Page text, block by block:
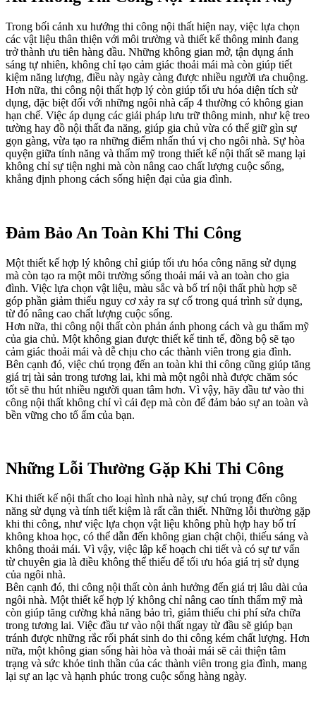
Trong bối cảnh xu hướng thi công nội thất hiện nay, việc lựa chọn
các vật liệu thân thiện với môi trường và thiết kế thông minh đang
trở thành ưu tiên hàng đầu. Những không gian mở, tận dụng ánh
sáng tự nhiên, không chỉ tạo cảm giác thoải mái mà còn giúp tiết
kiệm năng lượng, điều này ngày càng được nhiều người ưa chuộng.
Hơn nữa, thi công nội thất hợp lý còn giúp tối ưu hóa diện tích sử
dụng, đặc biệt đối với những ngôi nhà cấp 4 thường có không gian
hạn chế. Việc áp dụng các giải pháp lưu trữ thông minh, như kệ treo
tường hay đồ nội thất đa năng, giúp gia chủ vừa có thể giữ gìn sự
gọn gàng, vừa tạo ra những điểm nhấn thú vị cho ngôi nhà. Sự hòa
quyện giữa tính năng và thẩm mỹ trong thiết kế nội thất sẽ mang lại
không chỉ sự tiện nghi mà còn nâng cao chất lượng cuộc sống,
khẳng định phong cách sống hiện đại của gia đình.
Đảm Bảo An Toàn Khi Thi Công
Một thiết kế hợp lý không chỉ giúp tối ưu hóa công năng sử dụng
mà còn tạo ra một môi trường sống thoải mái và an toàn cho gia
đình. Việc lựa chọn vật liệu, màu sắc và bố trí nội thất phù hợp sẽ
góp phần giảm thiểu nguy cơ xảy ra sự cố trong quá trình sử dụng,
từ đó nâng cao chất lượng cuộc sống.
Hơn nữa, thi công nội thất còn phản ánh phong cách và gu thẩm mỹ
của gia chủ. Một không gian được thiết kế tinh tế, đồng bộ sẽ tạo
cảm giác thoải mái và dễ chịu cho các thành viên trong gia đình.
Bên cạnh đó, việc chú trọng đến an toàn khi thi công cũng giúp tăng
giá trị tài sản trong tương lai, khi mà một ngôi nhà được chăm sóc
tốt sẽ thu hút nhiều người quan tâm hơn. Vì vậy, hãy đầu tư vào thi
công nội thất không chỉ vì cái đẹp mà còn để đảm bảo sự an toàn và
bền vững cho tổ ấm của bạn.
Những Lỗi Thường Gặp Khi Thi Công
Khi thiết kế nội thất cho loại hình nhà này, sự chú trọng đến công
năng sử dụng và tính tiết kiệm là rất cần thiết. Những lỗi thường gặp
khi thi công, như việc lựa chọn vật liệu không phù hợp hay bố trí
không khoa học, có thể dẫn đến không gian chật chội, thiếu sáng và
không thoải mái. Vì vậy, việc lập kế hoạch chi tiết và có sự tư vấn
từ chuyên gia là điều không thể thiếu để tối ưu hóa giá trị sử dụng
của ngôi nhà.
Bên cạnh đó, thi công nội thất còn ảnh hưởng đến giá trị lâu dài của
ngôi nhà. Một thiết kế hợp lý không chỉ nâng cao tính thẩm mỹ mà
còn giúp tăng cường khả năng bảo trì, giảm thiểu chi phí sửa chữa
trong tương lai. Việc đầu tư vào nội thất ngay từ đầu sẽ giúp bạn
tránh được những rắc rối phát sinh do thi công kém chất lượng. Hơn
nữa, một không gian sống hài hòa và thoải mái sẽ cải thiện tâm
trạng và sức khỏe tinh thần của các thành viên trong gia đình, mang
lại sự an lạc và hạnh phúc trong cuộc sống hàng ngày.